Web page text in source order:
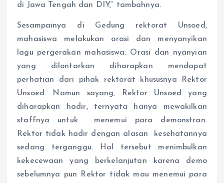
di Jawa Tengah dan DIY,” tambahnya.
Sesampainya di Gedung rektorat Unsoed,
mahasiswa melakukan orasi dan menyanyikan
lagu pergerakan mahasiswa. Orasi dan nyanyian
yang dilontarkan diharapkan mendapat
perhatian dari pihak rektorat khususnya Rektor
Unsoed. Namun sayang, Rektor Unsoed yang
diharapkan hadir, ternyata hanya mewakilkan
staffnya untuk menemui para demonstran.
Rektor tidak hadir dengan alasan kesehatannya
sedang terganggu. Hal tersebut menimbulkan
kekecewaan yang berkelanjutan karena demo
sebelumnya pun Rektor tidak mau menemui para